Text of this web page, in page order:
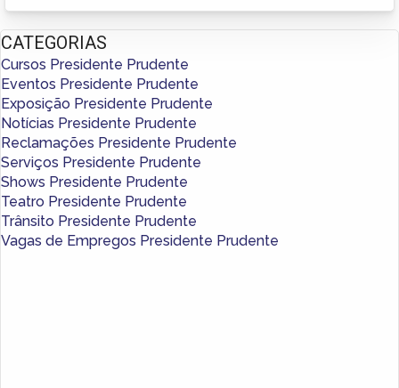
CATEGORIAS
Cursos Presidente Prudente
Eventos Presidente Prudente
Exposição Presidente Prudente
Notícias Presidente Prudente
Reclamações Presidente Prudente
Serviços Presidente Prudente
Shows Presidente Prudente
Teatro Presidente Prudente
Trânsito Presidente Prudente
Vagas de Empregos Presidente Prudente